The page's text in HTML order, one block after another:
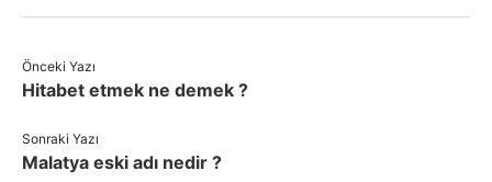
Önceki Yazı
Hitabet etmek ne demek ?
Sonraki Yazı
Malatya eski adı nedir ?